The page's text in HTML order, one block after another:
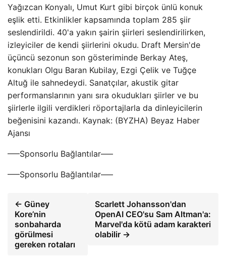
Yağızcan Konyalı, Umut Kurt gibi birçok ünlü konuk
eşlik etti. Etkinlikler kapsamında toplam 285 şiir
seslendirildi. 40'a yakın şairin şiirleri seslendirilirken,
izleyiciler de kendi şiirlerini okudu. Draft Mersin'de
üçüncü sezonun son gösteriminde Berkay Ateş,
konukları Olgu Baran Kubilay, Ezgi Çelik ve Tuğçe
Altuğ ile sahnedeydi. Sanatçılar, akustik gitar
performanslarının yanı sıra okudukları şiirler ve bu
şiirlerle ilgili verdikleri röportajlarla da dinleyicilerin
beğenisini kazandı. Kaynak: (BYZHA) Beyaz Haber
Ajansı
—–Sponsorlu Bağlantılar—–
—–Sponsorlu Bağlantılar—–
← Güney
Kore’nin
sonbaharda
görülmesi
gereken rotaları
Scarlett Johansson'dan
OpenAI CEO'su Sam Altman'a:
Marvel'da kötü adam karakteri
olabilir →